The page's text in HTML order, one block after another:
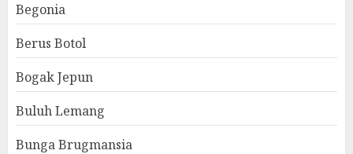
Begonia
Berus Botol
Bogak Jepun
Buluh Lemang
Bunga Brugmansia